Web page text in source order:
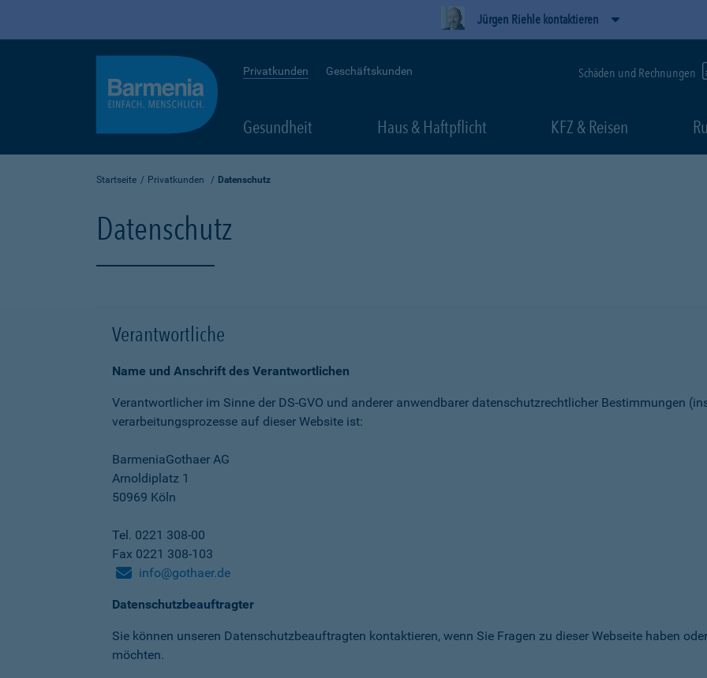
Jürgen Riehle kontaktieren
Privatkunden Geschäftskunden Schäden und Rechnungen
Gesundheit Haus & Haftpflicht KFZ & Reisen
Startseite Privatkunden Datenschutz
Datenschutz
Verantwortliche
Name und Anschrift des Verantwortlichen
Verantwortlicher im Sinne der DS-GVO und anderer anwendbarer datenschutz­rechtlicher Bestimmungen
verarbeitungs­prozesse auf dieser Website ist:
BarmeniaGothaer AG
Arnoldiplatz 1
50969 Köln
Tel. 0221 308-00
Fax 0221 308-103
info@gothaer.de
Datenschutzbeauftragter
Sie können unseren Datenschutz­beauftragten kontaktieren, wenn Sie Fragen zu dieser Webseite haben
möchten.